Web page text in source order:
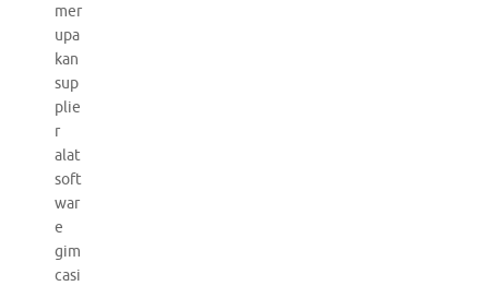
mer
upa
kan
sup
plie
r
alat
soft
war
e
gim
casi